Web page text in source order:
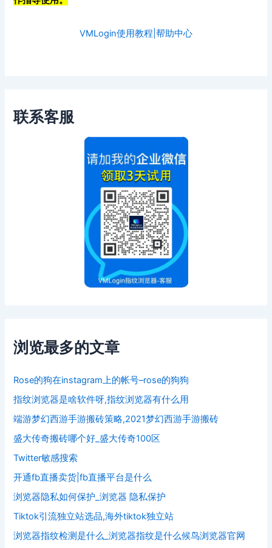
VMLogin使用教程|帮助中心
联系客服
浏览最多的文章
Rose的狗在instagram上的帐号–rose的狗狗
指纹浏览器是啥软件呀,指纹浏览器有什么用
端游梦幻西游手游搬砖策略,2021梦幻西游手游搬砖
盛大传奇搬砖哪个好_盛大传奇100区
Twitter敏感搜索
开通fb直播卖货|fb直播平台是什么
浏览器隐私如何保护_浏览器 隐私保护
Tiktok引流独立站选品,海外tiktok独立站
浏览器指纹检测是什么_浏览器指纹是什么候鸟浏览器官网